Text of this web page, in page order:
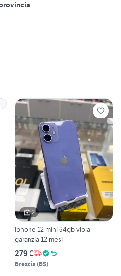
2
Iphone 12 mini 64gb viola
garanzia 12 mesi
279 €
Brescia (BS)